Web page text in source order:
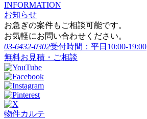
INFORMATION
お知らせ
お急ぎの案件もご相談可能です。
お気軽にお問い合わせください。
03-6432-0302受付時間：平日10:00-19:00
無料お見積・ご相談
物件カルテ